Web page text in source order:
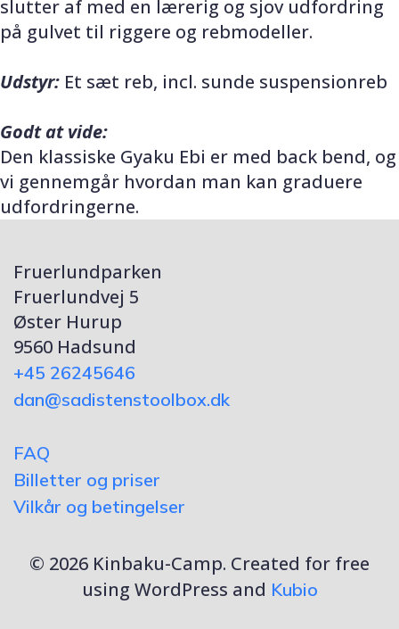
slutter af med en lærerig og sjov udfordring
på gulvet til riggere og rebmodeller.
Udstyr: Et sæt reb, incl. sunde suspensionreb
Godt at vide:
Den klassiske Gyaku Ebi er med back bend, og
vi gennemgår hvordan man kan graduere
udfordringerne.
Fruerlundparken
Fruerlundvej 5
Øster Hurup
9560 Hadsund
+45 26245646
dan@sadistenstoolbox.dk
FAQ
Billetter og priser
Vilkår og betingelser
© 2026 Kinbaku-Camp. Created for free
using WordPress and Kubio